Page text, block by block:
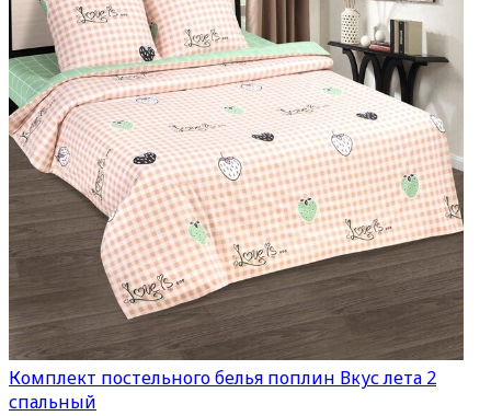
Комплект постельного белья поплин Вкус лета 2
спальный